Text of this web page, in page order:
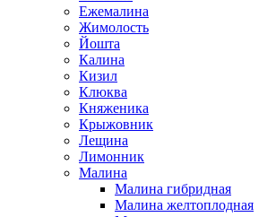
Ежемалина
Жимолость
Йошта
Калина
Кизил
Клюква
Княженика
Крыжовник
Лещина
Лимонник
Малина
Малина гибридная
Малина желтоплодная